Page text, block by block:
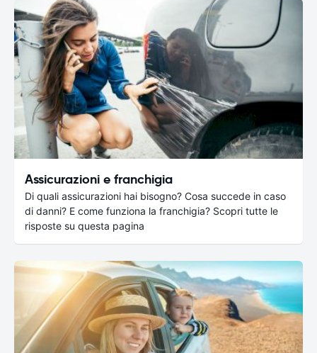
Assicurazioni e franchigia
Di quali assicurazioni hai bisogno? Cosa succede in caso
di danni? E come funziona la franchigia? Scopri tutte le
risposte su questa pagina